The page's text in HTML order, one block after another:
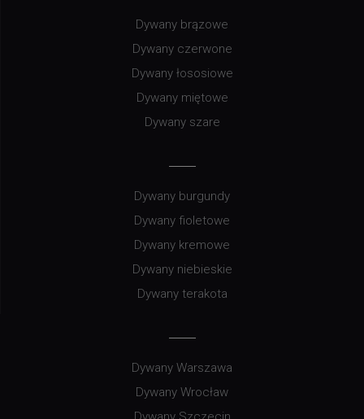
Dywany brązowe
Dywany czerwone
Dywany łososiowe
Dywany miętowe
Dywany szare
Dywany burgundy
Dywany fioletowe
Dywany kremowe
Dywany niebieskie
Dywany terakota
Dywany Warszawa
Dywany Wrocław